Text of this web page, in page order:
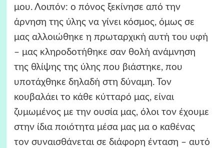
μου. Λοιπόν: ο πόνος ξεκίνησε από την
άρνηση της ύλης να γίνει κόσμος, όμως σε
μας αλλοιώθηκε η πρωταρχική αυτή του υφή
– μας κληροδοτήθηκε σαν θολή ανάμνηση
της θλίψης της ύλης που βιάστηκε, που
υποτάχθηκε δηλαδή στη δύναμη. Τον
κουβαλάει το κάθε κύτταρό μας, είναι
ζυμωμένος με την ουσία μας, όλοι τον έχουμε
στην ίδια ποιότητα μέσα μας μα ο καθένας
τον συναισθάνεται σε διάφορη ένταση – αυτό